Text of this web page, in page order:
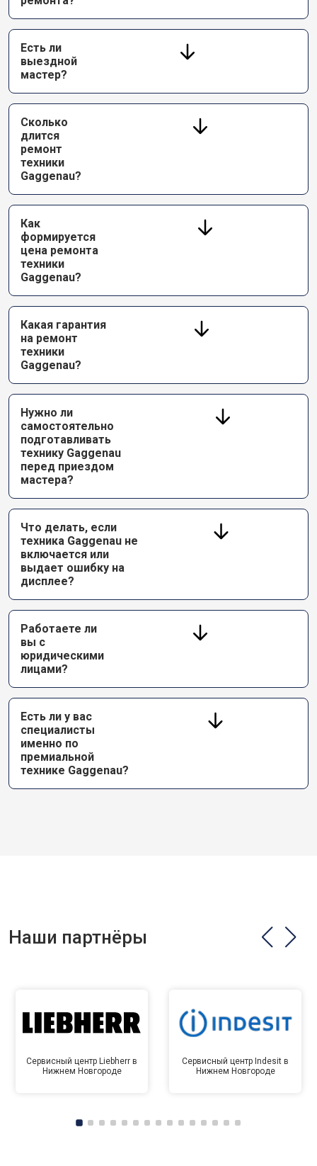
Есть ли
выездной
мастер?
Сколько
длится
ремонт
техники
Gaggenau?
Как
формируется
цена ремонта
техники
Gaggenau?
Какая гарантия
на ремонт
техники
Gaggenau?
Нужно ли
самостоятельно
подготавливать
технику Gaggenau
перед приездом
мастера?
Что делать, если
техника Gaggenau не
включается или
выдает ошибку на
дисплее?
Работаете ли
вы с
юридическими
лицами?
Есть ли у вас
специалисты
именно по
премиальной
технике Gaggenau?
Наши партнёры
Сервисный центр Liebherr в
Нижнем Новгороде
Сервисный центр Indesit в
Нижнем Новгороде